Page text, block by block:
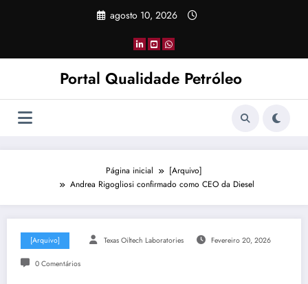
agosto 10, 2026
Portal Qualidade Petróleo
Página inicial
[Arquivo]
Andrea Rigogliosi confirmado como CEO da Diesel
[Arquivo] Texas Oiltech Laboratories Fevereiro 20, 2026
0 Comentários